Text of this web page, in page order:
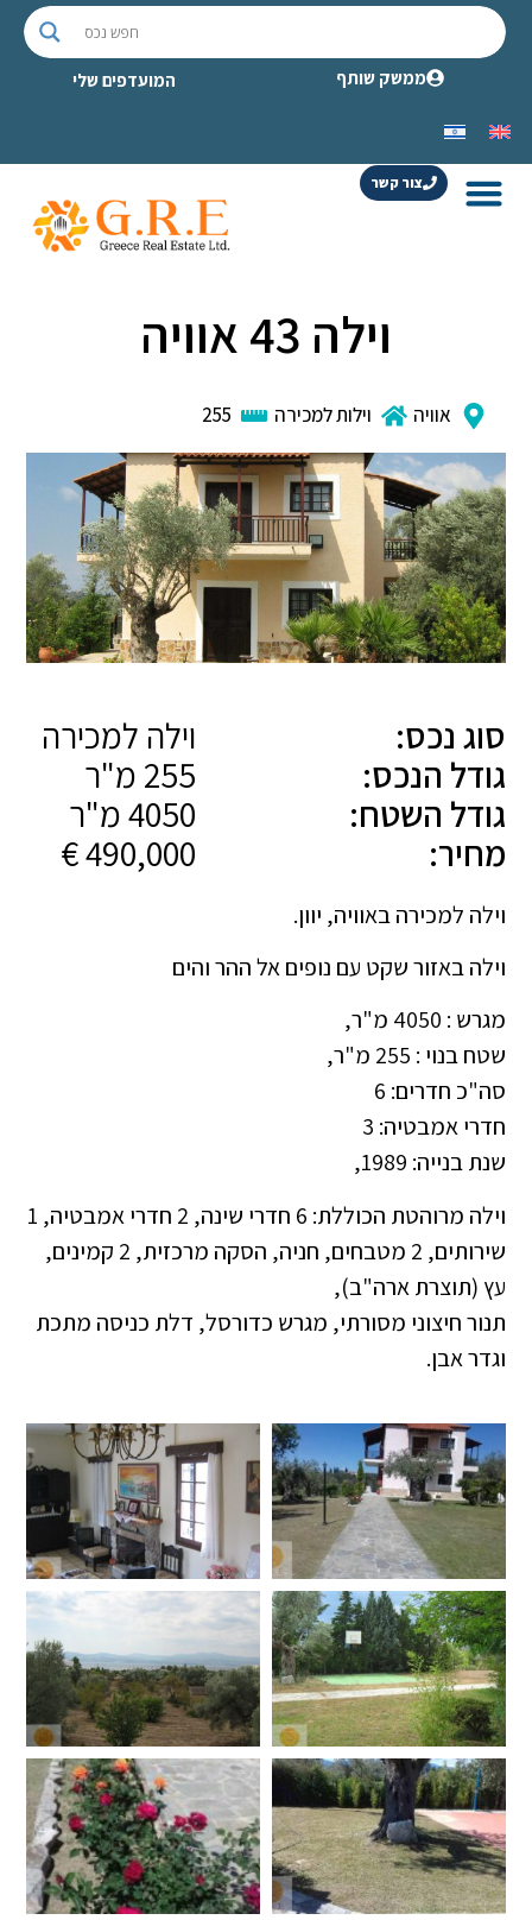
ממשק שותף המועדפים שלי
צור קשר
וילה 43 אוויה
אוויה וילות למכירה 255
סוג נכס:
וילה למכירה
גודל הנכס:
גודל השטח:
מחיר:
וילה למכירה באוויה, יוון.
וילה באזור שקט עם נופים אל ההר והים
מגרש : 4050 מ"ר,
שטח בנוי : 255 מ"ר,
סה"כ חדרים: 6
חדרי אמבטיה: 3
שנת בנייה: 1989,
וילה מרוהטת הכוללת: 6 חדרי שינה, 2 חדרי אמבטיה, 1
שירותים, 2 מטבחים, חניה, הסקה מרכזית, 2 קמינים,
עץ (תוצרת ארה"ב),
תנור חיצוני מסורתי, מגרש כדורסל, דלת כניסה מתכת
וגדר אבן.